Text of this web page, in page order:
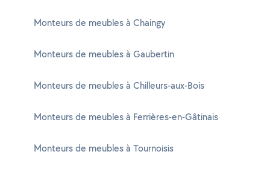
Monteurs de meubles à Chaingy
Monteurs de meubles à Gaubertin
Monteurs de meubles à Chilleurs-aux-Bois
Monteurs de meubles à Ferrières-en-Gâtinais
Monteurs de meubles à Tournoisis